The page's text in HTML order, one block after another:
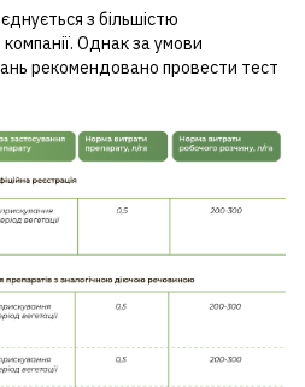
з більшістю
компанії. Однак за умови
рекомендовано провести тест